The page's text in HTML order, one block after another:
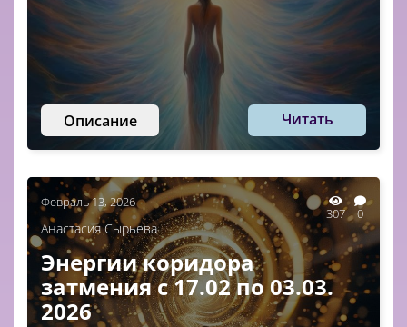
Описание Читать
Февраль 13, 2026
307 0
Анастасия Сырьева
Энергии коридора
затмения с 17.02 по 03.03.
2026